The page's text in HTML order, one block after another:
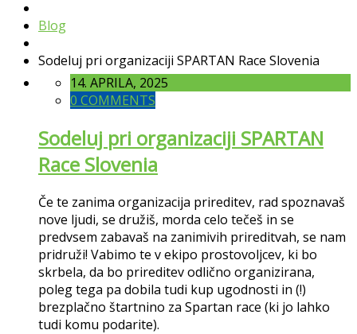
Blog
Sodeluj pri organizaciji SPARTAN Race Slovenia
14. APRILA, 2025
0 COMMENTS
Sodeluj pri organizaciji SPARTAN
Race Slovenia
Če te zanima organizacija prireditev, rad spoznavaš
nove ljudi, se družiš, morda celo tečeš in se
predvsem zabavaš na zanimivih prireditvah, se nam
pridruži! Vabimo te v ekipo prostovoljcev, ki bo
skrbela, da bo prireditev odlično organizirana,
poleg tega pa dobila tudi kup ugodnosti in (!)
brezplačno štartnino za Spartan race (ki jo lahko
tudi komu podarite).